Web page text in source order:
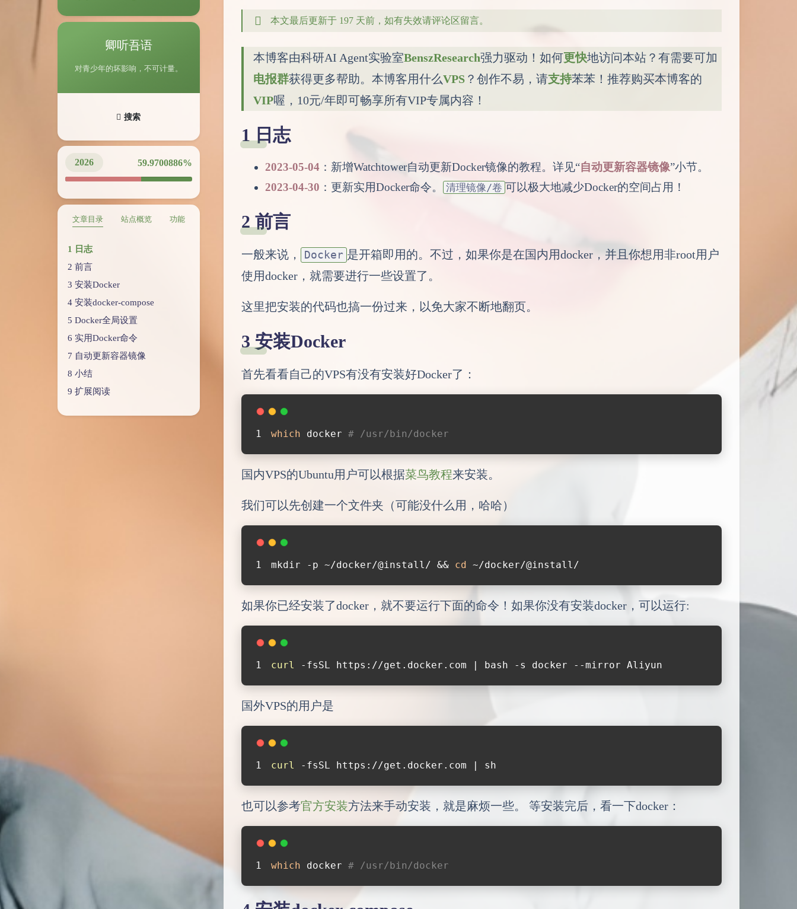
卿听吾语
对青少年的坏影响，不可计量。
搜索
2026 59.9700965%
文章目录 站点概览 功能
日志
前言
安装Docker
安装docker-compose
Docker全局设置
实用Docker命令
自动更新容器镜像
小结
扩展阅读
本文最后更新于 197 天前，如有失效请评论区留言。
本博客由科研AI Agent实验室BenszResearch强力驱动！如何更快地访问本站？有需要可加
电报群获得更多帮助。本博客用什么VPS ？创作不易，请支持苯苯！推荐购买本博客的
VIP喔，10元/年即可畅享所有VIP专属内容！
日志
2023-05-04 ：新增Watchtower自动更新Docker镜像的教程。详见“自动更新容器镜像”小节。
2023-04-30 ：更新实用Docker命令。 清理镜像/卷 可以极大地减少Docker的空间占用！
前言
一般来说， Docker 是开箱即用的。不过，如果你是在国内用docker，并且你想用非root用户
使用docker，就需要进行一些设置了。
这里把安装的代码也搞一份过来，以免大家不断地翻页。
安装Docker
首先看看自己的VPS有没有安装好Docker了：
which docker # /usr/bin/docker
国内VPS的Ubuntu用户可以根据菜鸟教程来安装。
我们可以先创建一个文件夹（可能没什么用，哈哈）
mkdir -p ~/docker/@install/ && cd ~/docker/@install/
如果你已经安装了docker，就不要运行下面的命令！如果你没有安装docker，可以运行:
curl -fsSL https://get.docker.com | bash -s docker --mirror Aliyun
国外VPS的用户是
curl -fsSL https://get.docker.com | sh
也可以参考官方安装方法来手动安装，就是麻烦一些。 等安装完后，看一下docker：
which docker # /usr/bin/docker